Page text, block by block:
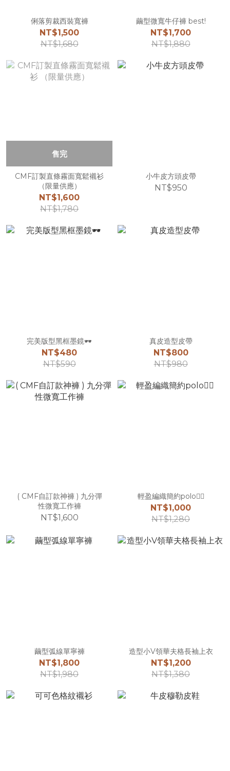
俐落剪裁西裝寬褲
NT$1,500
NT$1,680
繭型微寬牛仔褲 best!
NT$1,700
NT$1,880
售完
CMF訂製直條霧面寬鬆襯衫
（限量供應）
NT$1,600
NT$1,780
小牛皮方頭皮帶
NT$950
完美版型黑框墨鏡🕶️
NT$480
NT$590
真皮造型皮帶
NT$800
NT$980
( CMF自訂款神褲 ) 九分彈
性微寬工作褲
NT$1,600
輕盈編織簡約polo☝🏻
NT$1,000
NT$1,280
繭型弧線單寧褲
NT$1,800
NT$1,980
造型小V領華夫格長袖上衣
NT$1,200
NT$1,380